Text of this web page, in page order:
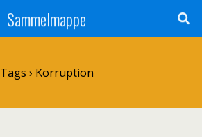
Sammelmappe
Tags › Korruption